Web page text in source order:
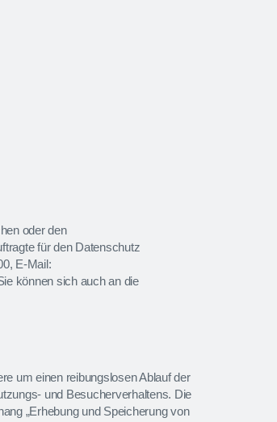
oder den
für den Datenschutz
E-Mail:
können sich auch an die
um einen reibungslosen Ablauf der
und Besucherverhaltens. Die
„Erhebung und Speicherung von